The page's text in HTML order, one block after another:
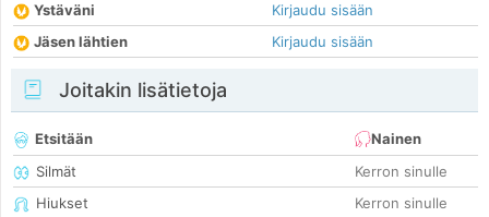
Ystäväni
Kirjaudu sisään
Jäsen lähtien
Kirjaudu sisään
Joitakin lisätietoja
Etsitään
Nainen
Silmät
Kerron sinulle
Hiukset
Kerron sinulle